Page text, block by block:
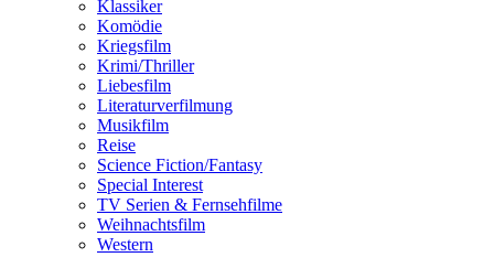
Klassiker
Komödie
Kriegsfilm
Krimi/Thriller
Liebesfilm
Literaturverfilmung
Musikfilm
Reise
Science Fiction/Fantasy
Special Interest
TV Serien & Fernsehfilme
Weihnachtsfilm
Western